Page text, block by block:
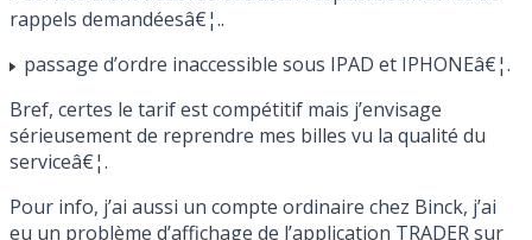
rappels demandéesâ€¦..
passage d’ordre inaccessible sous IPAD et IPHONEâ€¦.
Bref, certes le tarif est compétitif mais j’envisage
sérieusement de reprendre mes billes vu la qualité du
serviceâ€¦.
Pour info, j’ai aussi un compte ordinaire chez Binck, j’ai
eu un problème d’affichage de l’application TRADER sur